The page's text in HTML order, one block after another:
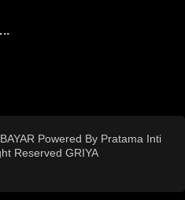
Powered By Pratama Inti
Reserved GRIYA